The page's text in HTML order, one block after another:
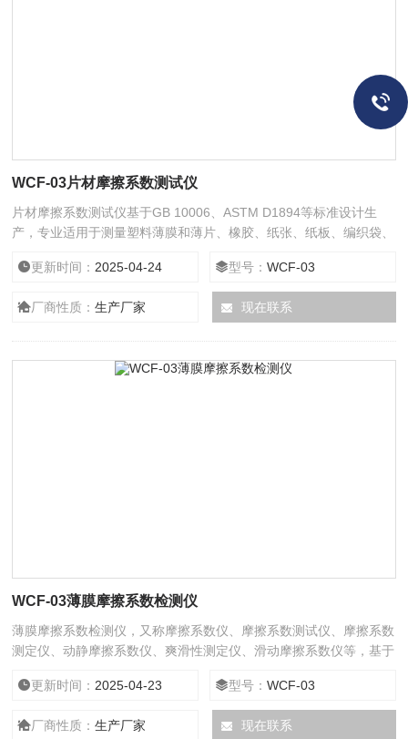
WCF-03片材摩擦系数测试仪
片材摩擦系数测试仪基于GB 10006、ASTM D1894等标准设计生
产，专业适用于测量塑料薄膜和薄片、橡胶、纸张、纸板、编织袋、
系数和动摩擦系数。通过测量材料的滑爽性，可以控制调节材料生产
质量工艺指标，满足产品使用要求。
更新时间： 2025-04-24 型号：WCF-03
厂商性质：生产厂家 现在联系
WCF-03薄膜摩擦系数检测仪
薄膜摩擦系数检测仪，又称摩擦系数仪、摩擦系数测试仪、摩擦系数
测定仪、动静摩擦系数仪、爽滑性测定仪、滑动摩擦系数仪等，基于
膜和薄片、橡胶、纸张、纸板、编织袋、织物、金属材料复合带、输
送带、木材、涂层等材料滑动时的静摩擦系数和动摩擦系数。通过测
量材料的滑爽性，可以控制调节材料生产质量工艺指标，满足产品使
更新时间： 2025-04-23 型号：WCF-03
厂商性质：生产厂家 现在联系